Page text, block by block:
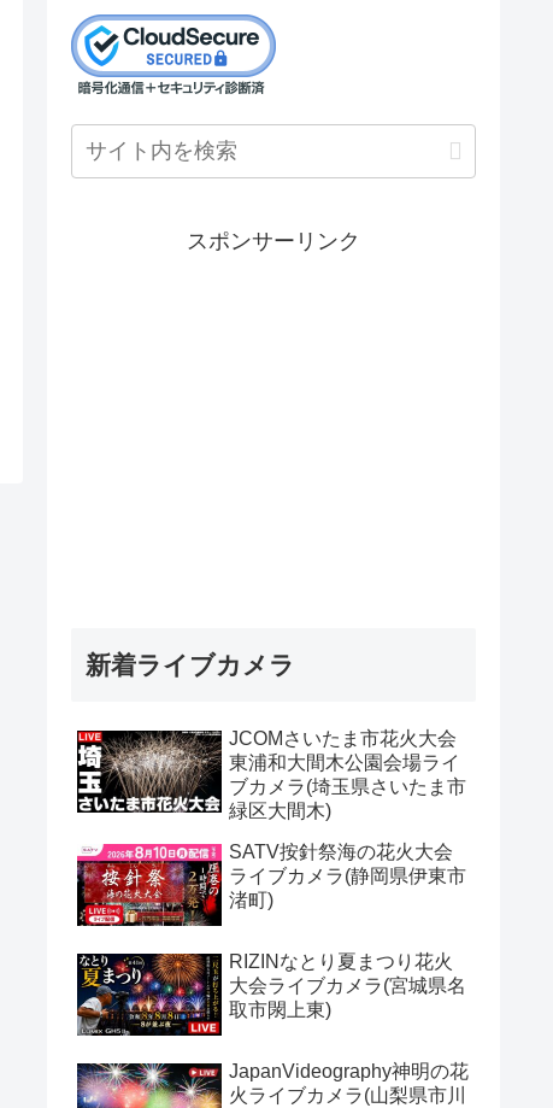
スポンサーリンク
新着ライブカメラ
JCOMさいたま市花火大会
東浦和大間木公園会場ライ
ブカメラ(埼玉県さいたま市
緑区大間木)
SATV按針祭海の花火大会
ライブカメラ(静岡県伊東市
渚町)
RIZINなとり夏まつり花火
大会ライブカメラ(宮城県名
取市閖上東)
JapanVideography神明の花
火ライブカメラ(山梨県市川